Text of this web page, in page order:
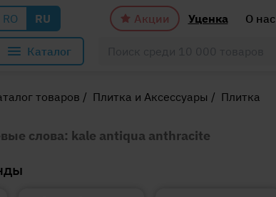
RO RU Акции Уценка О нас
Каталог
товаров / Плитка и Аксессуары / Плитка
слова: kale antiqua anthracite